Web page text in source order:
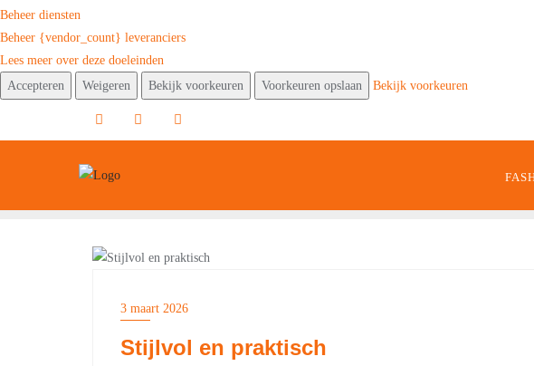
Beheer diensten
Beheer {vendor_count} leveranciers
Lees meer over deze doeleinden
Accepteren
Weigeren Bekijk voorkeuren Voorkeuren opslaan
Bekijk voorkeuren
3 maart 2026
Stijlvol en praktisch